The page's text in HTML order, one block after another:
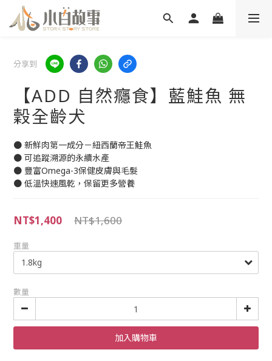
分享到
【ADD 自然癮食】藍鮭魚 無
穀全齡犬
● 新鮮肉第一成分－紐西蘭帝王鮭魚
● 可追蹤溯源的永續水產
● 豐富Omega-3保健皮膚與毛髮
● 低溫快速風乾，保留更多營養
NT$1,600
NT$1,400
重量
數量
加入購物車